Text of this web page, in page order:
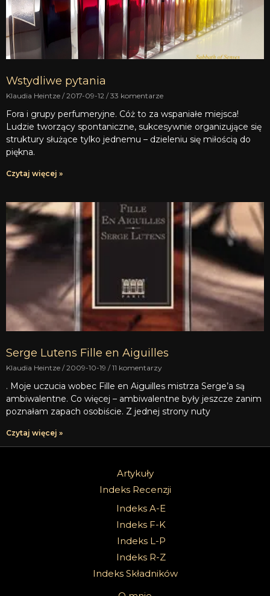
Wstydliwe pytania
Klaudia Heintze 2017-09-12 33 komentarze
Fora i grupy perfumeryjne. Cóż to za wspaniałe miejsca!
Ludzie tworzący spontaniczne, sukcesywnie organizujące się
struktury służące tylko jednemu – dzieleniu się miłością do
piękna.
Czytaj więcej »
Serge Lutens Fille en Aiguilles
Klaudia Heintze 2009-10-19 11 komentarzy
. Moje uczucia wobec Fille en Aiguilles mistrza Serge’a są
ambiwalentne. Co więcej – ambiwalentne były jeszcze zanim
poznałam zapach osobiście. Z jednej strony nuty
Czytaj więcej »
Artykuły
Indeks Recenzji
Indeks A-E
Indeks F-K
Indeks L-P
Indeks R-Z
Indeks Składników